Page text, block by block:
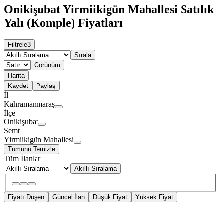
Onikişubat Yirmiikigün Mahallesi Satılık
Yalı (Komple) Fiyatları
Filtrele3
Sırala
Görünüm
Harita
Kaydet
Paylaş
İl
Kahramanmaraş
İlçe
Onikişubat
Semt
Yirmiikigün Mahallesi
Tümünü Temizle
Tüm İlanlar
Akıllı Sıralama
Fiyatı Düşen Güncel İlan Düşük Fiyat Yüksek Fiyat